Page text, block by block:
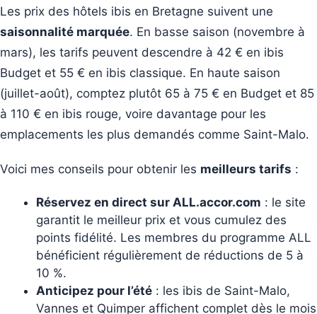
Les prix des hôtels ibis en Bretagne suivent une
saisonnalité marquée. En basse saison (novembre à
mars), les tarifs peuvent descendre à 42 € en ibis
Budget et 55 € en ibis classique. En haute saison
(juillet-août), comptez plutôt 65 à 75 € en Budget et 85
à 110 € en ibis rouge, voire davantage pour les
emplacements les plus demandés comme Saint-Malo.
Voici mes conseils pour obtenir les meilleurs tarifs :
Réservez en direct sur ALL.accor.com : le site
garantit le meilleur prix et vous cumulez des
points fidélité. Les membres du programme ALL
bénéficient régulièrement de réductions de 5 à
10 %.
Anticipez pour l’été : les ibis de Saint-Malo,
Vannes et Quimper affichent complet dès le mois